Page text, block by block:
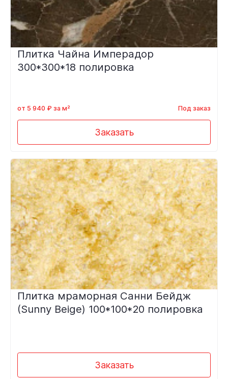
Плитка Чайна Имперадор
300*300*18 полировка
от 5 940 ₽ за м² Под заказ
Заказать
Плитка мраморная Санни Бейдж
(Sunny Beige) 100*100*20 полировка
Заказать